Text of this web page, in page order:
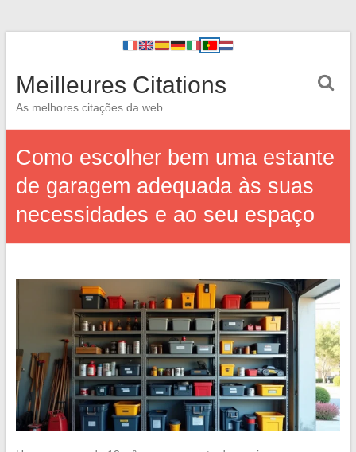
Meilleures Citations
As melhores citações da web
Como escolher bem uma estante
de garagem adequada às suas
necessidades e ao seu espaço